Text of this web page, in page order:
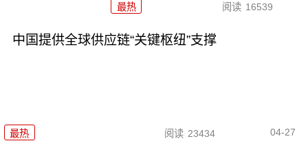
最热 阅读 16539
中国提供全球供应链“关键枢纽”支撑
最热 阅读 23434 04-27